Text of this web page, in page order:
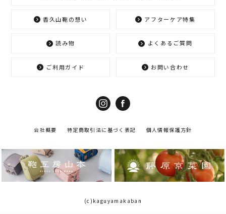
香久山鞄の想い アフターケア特集
読み物 よくあるご質問
ご利用ガイド お問い合わせ
会社概要 特定商取引法に基づく表記 個人情報保護方針
(c)kaguyamakaban